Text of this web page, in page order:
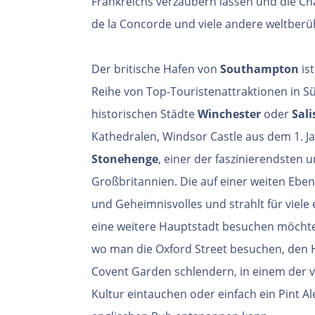
de la Concorde und viele andere
Der britische Hafen von Southampton
Reihe von Top-Touristenattraktionen in
historischen StädteWinchester oder
Kathedralen, Windsor Castle aus dem 1.
Stonehenge, einer der faszinierendsten
Großbritannien. Die auf einer weiten
und Geheimnisvolles und strahlt für
eine weitere Hauptstadt besuchen
wo man die Oxford Street besuchen,
Covent Garden schlendern, in einem der
Kultur eintauchen oder einfach ein Pint